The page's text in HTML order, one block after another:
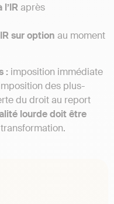
l’IRaprès
sur option au moment
: imposition immédiate
des plus-
du droit au report
lourde doit être